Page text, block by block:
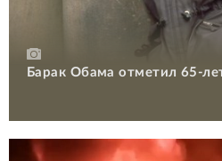
Барак Обама отметил 65-